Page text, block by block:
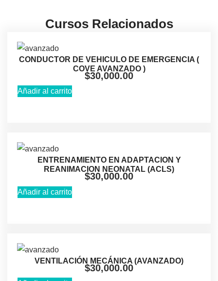
Cursos Relacionados
CONDUCTOR DE VEHICULO DE EMERGENCIA (
COVE AVANZADO )
$30,000.00
Añadir al carrito
ENTRENAMIENTO EN ADAPTACION Y
REANIMACION NEONATAL (ACLS)
$30,000.00
Añadir al carrito
VENTILACIÓN MECÁNICA (AVANZADO)
$30,000.00